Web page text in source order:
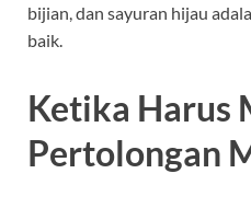
bijian, dan sayuran hijau
baik.
Ketika Harus
Pertolongan